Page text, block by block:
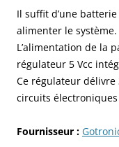
Il suffit d’une
alimenter le système.
L’alimentation de la
régulateur 5 Vcc
Ce régulateur délivre
circuits
Fournisseur :